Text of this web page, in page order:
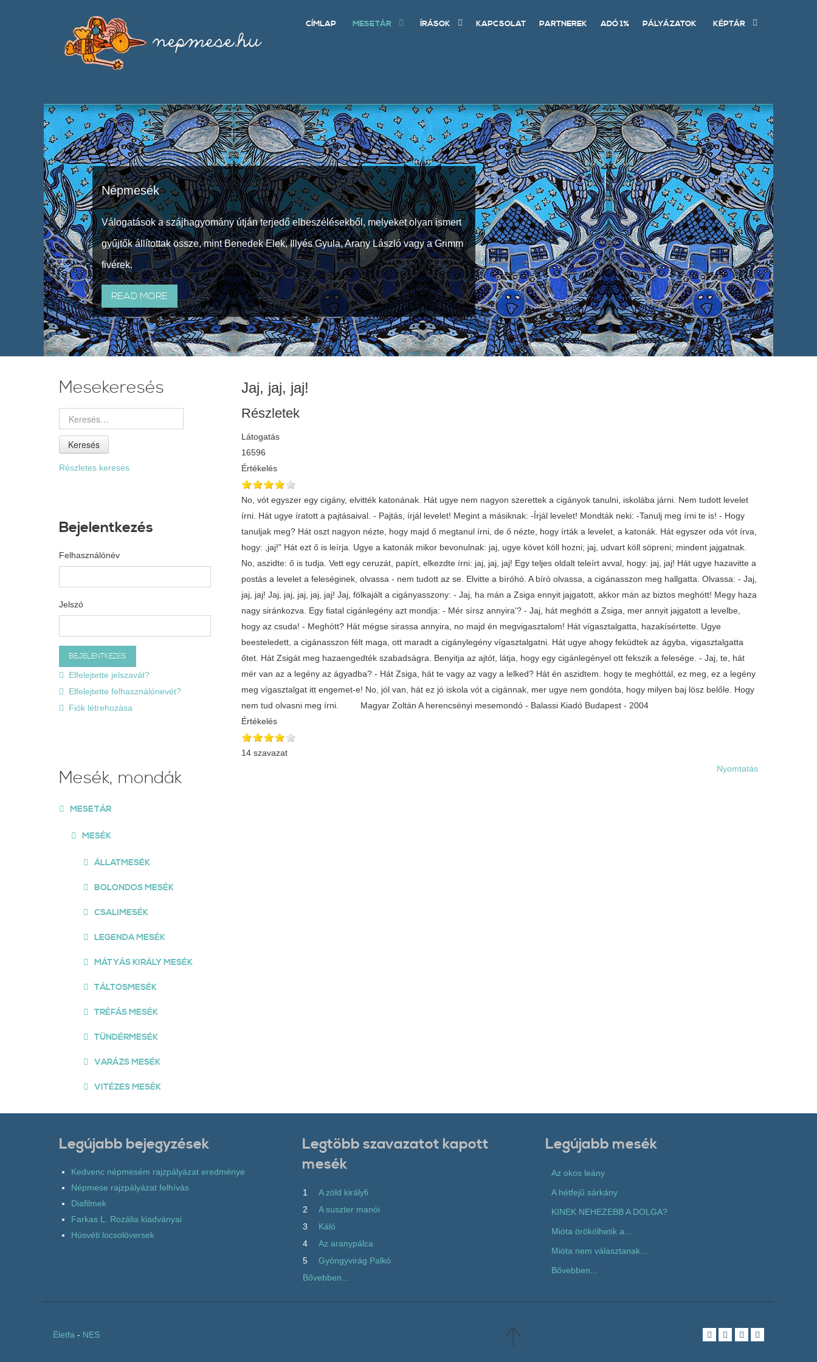
CÍMLAP MESETÁR ÍRÁSOK KAPCSOLAT PARTNEREK ADÓ 1% PÁLYÁZATOK KÉPTÁR
Népmesék
Válogatások a szájhagyomány útján terjedő elbeszélésekből, melyeket olyan ismert
gyűjtők állítottak össze, mint Benedek Elek, Illyés Gyula, Arany László vagy a Grimm
fivérek.
READ MORE
Jaj, jaj, jaj!
Részletek
Látogatás
16596
Értékelés
No, vót egyszer egy cigány, elvitték katonának. Hát ugye nem nagyon szerettek a cigányok tanulni, iskolába járni. Nem tudott levelet
írni. Hát ugye íratott a pajtásaival. - Pajtás, írjál levelet! Megint a másiknak: -Írjál levelet! Mondták neki: -Tanulj meg írni te is! - Hogy
tanuljak meg? Hát oszt nagyon nézte, hogy majd ő megtanul írni, de ő nézte, hogy írták a levelet, a katonák. Hát egyszer oda vót írva,
hogy: ,jaj!" Hát ezt ő is leírja. Ugye a katonák mikor bevonulnak: jaj, ugye követ köll hozni; jaj, udvart köll söpreni; mindent jajgatnak.
No, aszidte: ő is tudja. Vett egy ceruzát, papírt, elkezdte írni: jaj, jaj, jaj! Egy teljes oldalt teleírt avval, hogy: jaj, jaj! Hát ugye hazavitte a
postás a levelet a feleséginek, olvassa - nem tudott az se. Elvitte a bíróhó. A bíró olvassa, a cigánasszon meg hallgatta. Olvassa: - Jaj,
jaj, jaj! Jaj, jaj, jaj, jaj, jaj! Jaj, fölkajált a cigányasszony: - Jaj, ha mán a Zsiga ennyit jajgatott, akkor mán az biztos meghótt! Megy haza
nagy siránkozva. Egy fiatal cigánlegény azt mondja: - Mér sírsz annyira'? - Jaj, hát meghótt a Zsiga, mer annyit jajgatott a levelbe,
hogy az csuda! - Meghótt? Hát mégse sirassa annyira, no majd én megvigasztalom! Hát vígasztalgatta, hazakísértette. Ugye
beesteledett, a cigánasszon félt maga, ott maradt a cigánylegény vígasztalgatni. Hát ugye ahogy feküdtek az ágyba, vigasztalgatta
őtet. Hát Zsigát meg hazaengedték szabadságra. Benyitja az ajtót, látja, hogy egy cigánlegényel ott fekszik a felesége. - Jaj, te, hát
mér van az a legény az ágyadba? - Hát Zsiga, hát te vagy az vagy a lelked? Hát én aszidtem. hogy te meghóttál, ez meg, ez a legény
meg vígasztalgat itt engemet-e! No, jól van, hát ez jó iskola vót a cigánnak, mer ugye nem gondóta, hogy milyen baj lösz belőle. Hogy
nem tud olvasni meg írni. Magyar Zoltán A herencsényi mesemondó - Balassi Kiadó Budapest - 2004
Értékelés
14 szavazat
Nyomtatás
Mesekeresés
Keresés
Részletes keresés
Bejelentkezés
Felhasználónév
Jelszó
Elfelejtette jelszavát?
Elfelejtette felhasználónevét?
Fiók létrehozása
Mesék, mondák
MESETÁR
MESÉK
ÁLLATMESÉK
BOLONDOS MESÉK
CSALIMESÉK
LEGENDA MESÉK
MÁTYÁS KIRÁLY MESÉK
TÁLTOSMESÉK
TRÉFÁS MESÉK
TÜNDÉRMESÉK
VARÁZS MESÉK
VITÉZES MESÉK
Legújabb bejegyzések
Kedvenc népmesém rajzpályázat eredménye
Népmese rajzpályázat felhívás
Diafilmek
Farkas L. Rozália kiadványai
Húsvéti locsolóversek
Legtöbb szavazatot kapott
mesék
1
A zöld királyfi
2
A suszter manói
3
Káló
4
Az aranypálca
5
Gyöngyvirág Palkó
Bővebben...
Legújabb mesék
Az okos leány
A hétfejű sárkány
KINEK NEHEZEBB A DOLGA?
Mióta örökölhetik a...
Mióta nem választanak...
Bővebben...
Életfa - NES